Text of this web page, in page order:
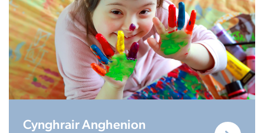
Cynghrair Anghenion